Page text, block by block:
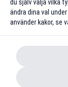
du själv välja vilka
ändra dina val
använder kakor, se